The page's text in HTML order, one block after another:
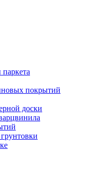
покрытий
доски